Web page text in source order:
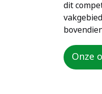
dit
Onze